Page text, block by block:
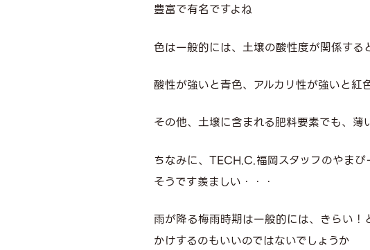
豊富で有名ですよね
色は一般的には、土壌の酸性度が関係する
酸性が強いと青色、アルカリ性が強いと紅
その他、土壌に含まれる肥料要素でも、
ちなみに、TECH.C.福岡スタッフのやま
そうです羨ましい・・・
雨が降る梅雨時期は一般的には、きらい！
かけするのもいいのではないでしょうか